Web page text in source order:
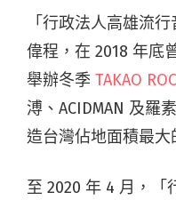
「行政法人高雄流
偉程，在 2018 年底
舉辦冬季 TAKAO
溥、ACIDMAN 及
造台灣佔地面積最大
至 2020 年 4 月，「